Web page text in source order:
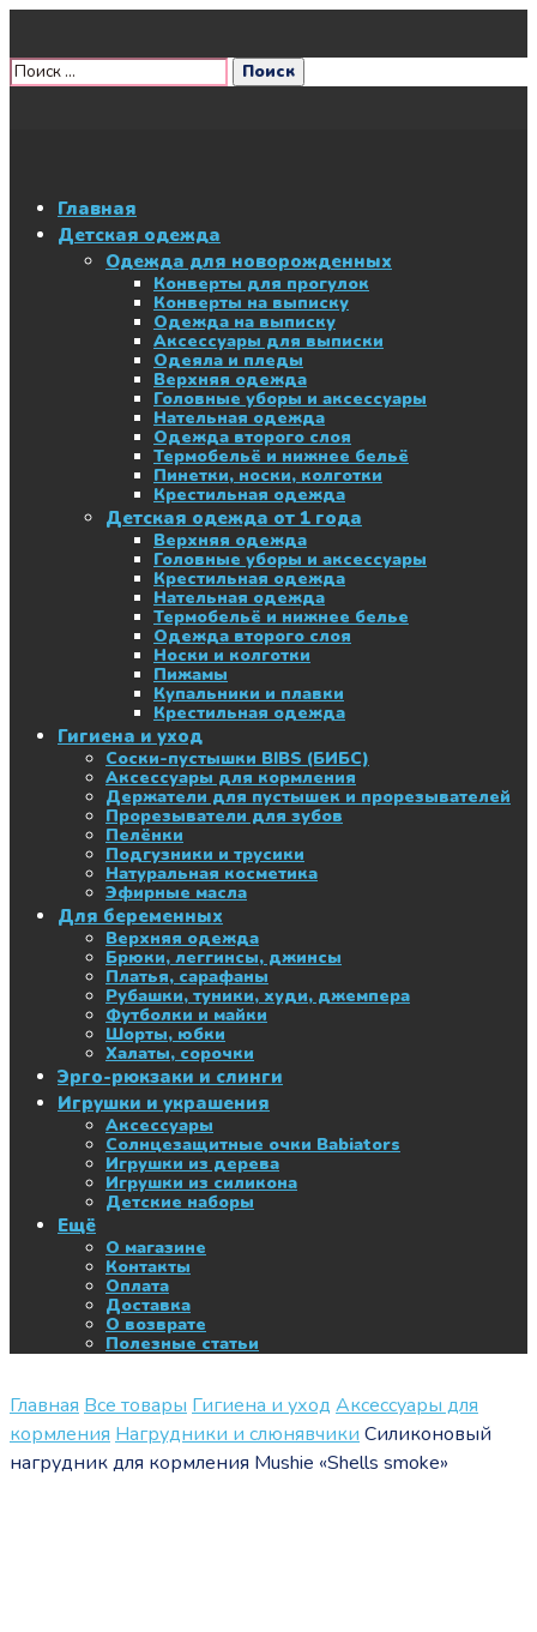
Главная
Детская одежда
Одежда для новорожденных
Конверты для прогулок
Конверты на выписку
Одежда на выписку
Аксессуары для выписки
Одеяла и пледы
Верхняя одежда
Головные уборы и аксессуары
Нательная одежда
Одежда второго слоя
Термобельё и нижнее бельё
Пинетки, носки, колготки
Крестильная одежда
Детская одежда от 1 года
Верхняя одежда
Головные уборы и аксессуары
Крестильная одежда
Нательная одежда
Термобельё и нижнее белье
Одежда второго слоя
Носки и колготки
Пижамы
Купальники и плавки
Крестильная одежда
Гигиена и уход
Соски-пустышки BIBS (БИБС)
Аксессуары для кормления
Держатели для пустышек и прорезывателей
Прорезыватели для зубов
Пелёнки
Подгузники и трусики
Натуральная косметика
Эфирные масла
Для беременных
Верхняя одежда
Брюки, леггинсы, джинсы
Платья, сарафаны
Рубашки, туники, худи, джемпера
Футболки и майки
Шорты, юбки
Халаты, сорочки
Эрго-рюкзаки и слинги
Игрушки и украшения
Аксессуары
Солнцезащитные очки Babiators
Игрушки из дерева
Игрушки из силикона
Детские наборы
Ещё
О магазине
Контакты
Оплата
Доставка
О возврате
Полезные статьи
Главная Все товары Гигиена и уход Аксессуары для
кормления Нагрудники и слюнявчики Силиконовый
нагрудник для кормления Mushie «Shells smoke»